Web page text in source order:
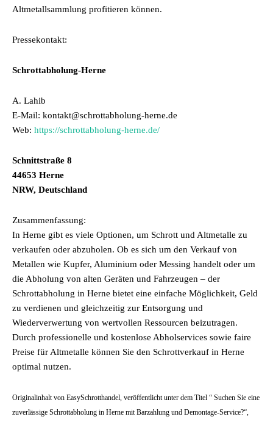
Altmetallsammlung profitieren können.
Pressekontakt:
Schrottabholung-Herne
A. Lahib
E-Mail: kontakt@schrottabholung-herne.de
Web: https://schrottabholung-herne.de/
Schnittstraße 8
44653 Herne
NRW, Deutschland
Zusammenfassung:
In Herne gibt es viele Optionen, um Schrott und Altmetalle zu
verkaufen oder abzuholen. Ob es sich um den Verkauf von
Metallen wie Kupfer, Aluminium oder Messing handelt oder um
die Abholung von alten Geräten und Fahrzeugen – der
Schrottabholung in Herne bietet eine einfache Möglichkeit, Geld
zu verdienen und gleichzeitig zur Entsorgung und
Wiederverwertung von wertvollen Ressourcen beizutragen.
Durch professionelle und kostenlose Abholservices sowie faire
Preise für Altmetalle können Sie den Schrottverkauf in Herne
optimal nutzen.
Originalinhalt von EasySchrotthandel, veröffentlicht unter dem Titel “ Suchen Sie eine
zuverlässige Schrottabholung in Herne mit Barzahlung und Demontage-Service?“,